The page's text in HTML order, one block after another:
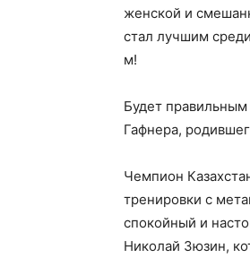
женской и
стал лучшим
м!
Будет правильным
Гафнера,
Чемпион
тренировки с
спокойный и
Николай Зюзин,